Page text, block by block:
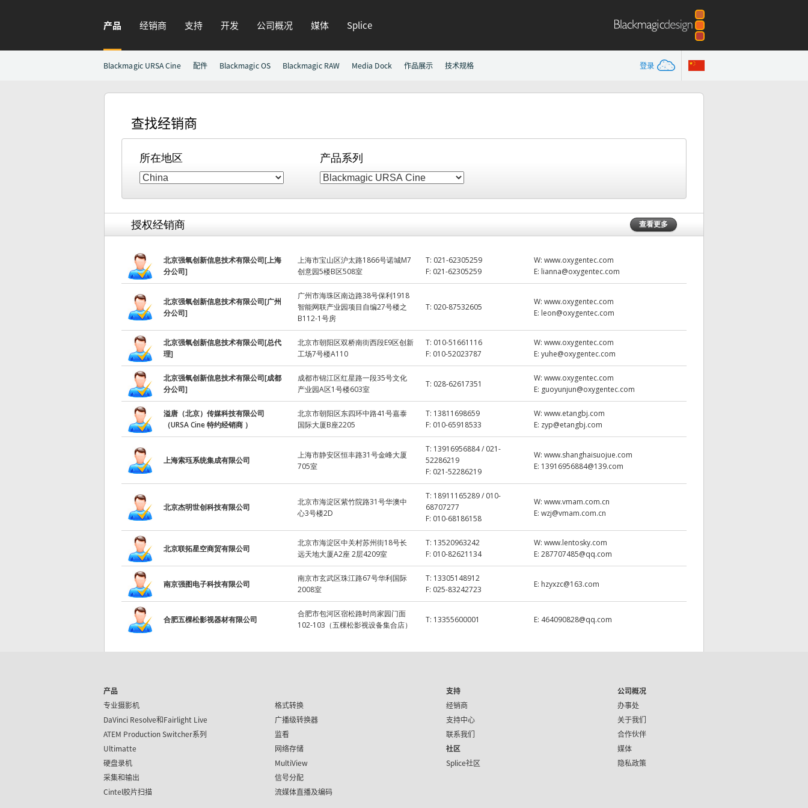
产品 经销商 支持 开发 公司概况 媒体 Splice
登录
Blackmagic URSA Cine 配件 Blackmagic OS Blackmagic RAW Media Dock 作品展示 技术规格
查找经销商
所在地区 产品系列
授权经销商 查看更多
北京强氧创新信息技术有限公司[上海
分公司]
上海市宝山区沪太路1866号诺城M7
创意园5楼B区508室
T: 021-62305259
F: 021-62305259
W:www.oxygentec.com
E: lianna@oxygentec.com
北京强氧创新信息技术有限公司[广州
分公司]
广州市海珠区南边路38号保利1918
智能网联产业园项目自编27号楼之
B112-1号房
T: 020-87532605
W:www.oxygentec.com
E: leon@oxygentec.com
北京强氧创新信息技术有限公司[总代
理]
北京市朝阳区双桥南街西段E9区创新
工场7号楼A110
T: 010-51661116
F: 010-52023787
W:www.oxygentec.com
E:yuhe@oxygentec.com
北京强氧创新信息技术有限公司[成都
分公司]
成都市锦江区红星路一段35号文化
产业园A区1号楼603室
T: 028-62617351
W:www.oxygentec.com
E: guoyunjun@oxygentec.com
溢唐（北京）传媒科技有限公司
（URSA Cine 特约经销商 ）
北京市朝阳区东四环中路41号嘉泰
国际大厦B座2205
T: 13811698659
F: 010-65918533
W:www.etangbj.com
E: zyp@etangbj.com
上海索珏系统集成有限公司
上海市静安区恒丰路31号金峰大厦
705室
T: 13916956884 / 021-
52286219
F: 021-52286219
W:www.shanghaisuojue.com
E: 13916956884@139.com
北京杰明世创科技有限公司
北京市海淀区紫竹院路31号华澳中
心3号楼2D
T: 18911165289 / 010-
68707277
F: 010-68186158
W:www.vmam.com.cn
E:wzj@vmam.com.cn
北京联拓星空商贸有限公司
北京市海淀区中关村苏州街18号长
远天地大厦A2座 2层4209室
T: 13520963242
F: 010-82621134
W:www.lentosky.com
E:287707485@qq.com
南京强图电子科技有限公司
南京市玄武区珠江路67号华利国际
2008室
T: 13305148912
F: 025-83242723
E: hzyxzc@163.com
合肥五棵松影视器材有限公司
合肥市包河区宿松路时尚家园门面
102-103（五棵松影视设备集合店）
T: 13355600001 E: 464090828@qq.com
产品
专业摄影机
DaVinci Resolve和Fairlight Live
ATEM Production Switcher系列
Ultimatte
硬盘录机
采集和输出
Cintel胶片扫描
格式转换
广播级转换器
监看
网络存储
MultiView
信号分配
流媒体直播及编码
支持
经销商
支持中心
联系我们
社区
Splice社区
公司概况
办事处
关于我们
合作伙伴
媒体
隐私政策